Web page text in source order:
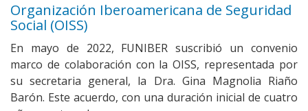
Organización Iberoamericana de Seguridad
Social (OISS)
En mayo de 2022, FUNIBER suscribió un convenio
marco de colaboración con la OISS, representada por
su secretaria general, la Dra. Gina Magnolia Riaño
Barón. Este acuerdo, con una duración inicial de cuatro